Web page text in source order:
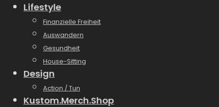
Lifestyle
Finanzielle Freiheit
Auswandern
Gesundheit
House-Sitting
Design
Action / Tun
Kustom.Merch.Shop